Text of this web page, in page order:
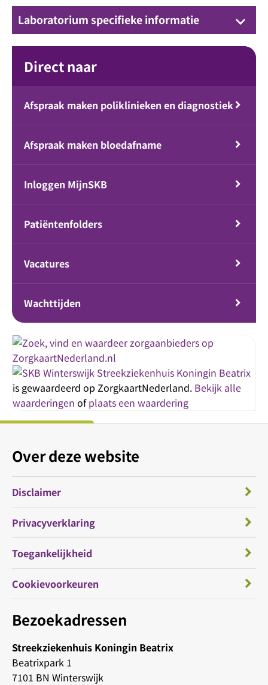
Laboratorium specifieke informatie keyboard_arrow_down
Direct naar
Afspraak maken poliklinieken en diagnostiek
Afspraak maken bloedafname
Inloggen MijnSKB
Patiëntenfolders
Vacatures
Wachttijden
Streekziekenhuis Koningin Beatrix
is gewaardeerd op ZorgkaartNederland. Bekijk alle
waarderingen ofplaats een waardering
Bezoekadressen
Streekziekenhuis Koningin Beatrix
Beatrixpark 1
7101 BN Winterswijk
Over deze website
Disclaimer
Privacyverklaring
Toegankelijkheid
Cookievoorkeuren